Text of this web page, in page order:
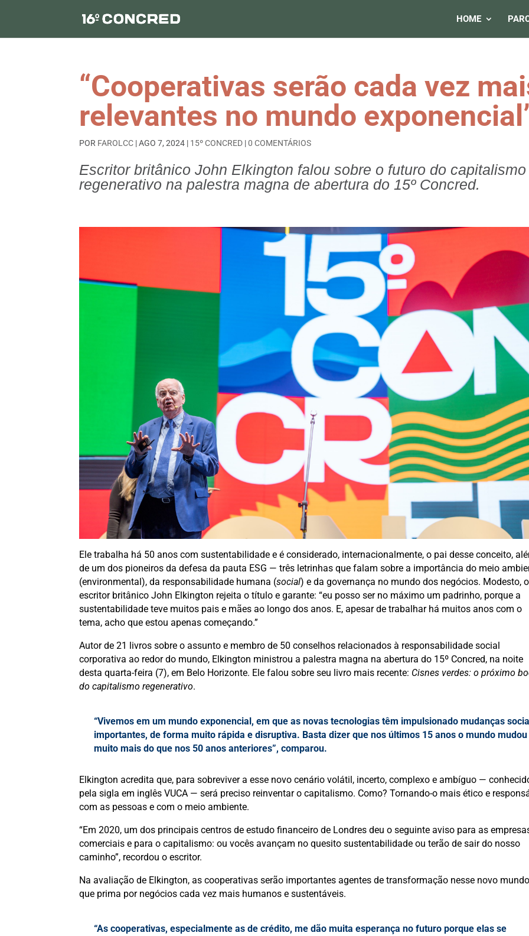
HOME
“Cooperativas serão cada vez
relevantes no mundo
POR FAROLCC |AGO 7, 2024 | 15º CONCRED |0 COMENTÁRIOS
Escritor britânico John Elkington falou sobre o futuro do capitalismo
regenerativo na palestra magna de abertura do 15º Concred.
Ele trabalha há 50 anos com sustentabilidade e é considerado, internacionalmente, o pai desse conceito,
de um dos pioneiros da defesa da pauta ESG — três letrinhas que falam sobre a importância do meio
(environmental), da responsabilidade humana (social) e da governança no mundo dos negócios. Modesto, o
escritor britânico John Elkington rejeita o título e garante: “eu posso ser no máximo um padrinho, porque a
sustentabilidade teve muitos pais e mães ao longo dos anos. E, apesar de trabalhar há muitos anos com o
tema, acho que estou apenas começando.”
Autor de 21 livros sobre o assunto e membro de 50 conselhos relacionados à responsabilidade social
corporativa ao redor do mundo, Elkington ministrou a palestra magna na abertura do 15º Concred, na noite
desta quarta-feira (7), em Belo Horizonte. Ele falou sobre seu livro mais recente: Cisnes verdes: o próximo
do capitalismo regenerativo.
“Vivemos em um mundo exponencial, em que as novas tecnologias têm impulsionado mudanças
importantes, de forma muito rápida e disruptiva. Basta dizer que nos últimos 15 anos o mundo mudou
muito mais do que nos 50 anos anteriores”, comparou.
Elkington acredita que, para sobreviver a esse novo cenário volátil, incerto, complexo e ambíguo —
pela sigla em inglês VUCA — será preciso reinventar o capitalismo. Como? Tornando-o mais ético e
com as pessoas e com o meio ambiente.
“Em 2020, um dos principais centros de estudo financeiro de Londres deu o seguinte aviso para as
comerciais e para o capitalismo: ou vocês avançam no quesito sustentabilidade ou terão de sair do nosso
caminho”, recordou o escritor.
Na avaliação de Elkington, as cooperativas serão importantes agentes de transformação nesse novo mundo
que prima por negócios cada vez mais humanos e sustentáveis.
“As cooperativas, especialmente as de crédito, me dão muita esperança no futuro porque elas se